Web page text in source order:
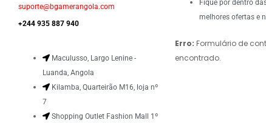
suporte@bgamerangola.com
+244 935 887 940
Maculusso, Largo Lenine -
Luanda, Angola
Kilamba, Quarteirão M16, loja nº
7
Shopping Outlet Fashion Mall 1º
Fique por dentro
melhores ofertas e
Erro: Formulário de
encontrado.